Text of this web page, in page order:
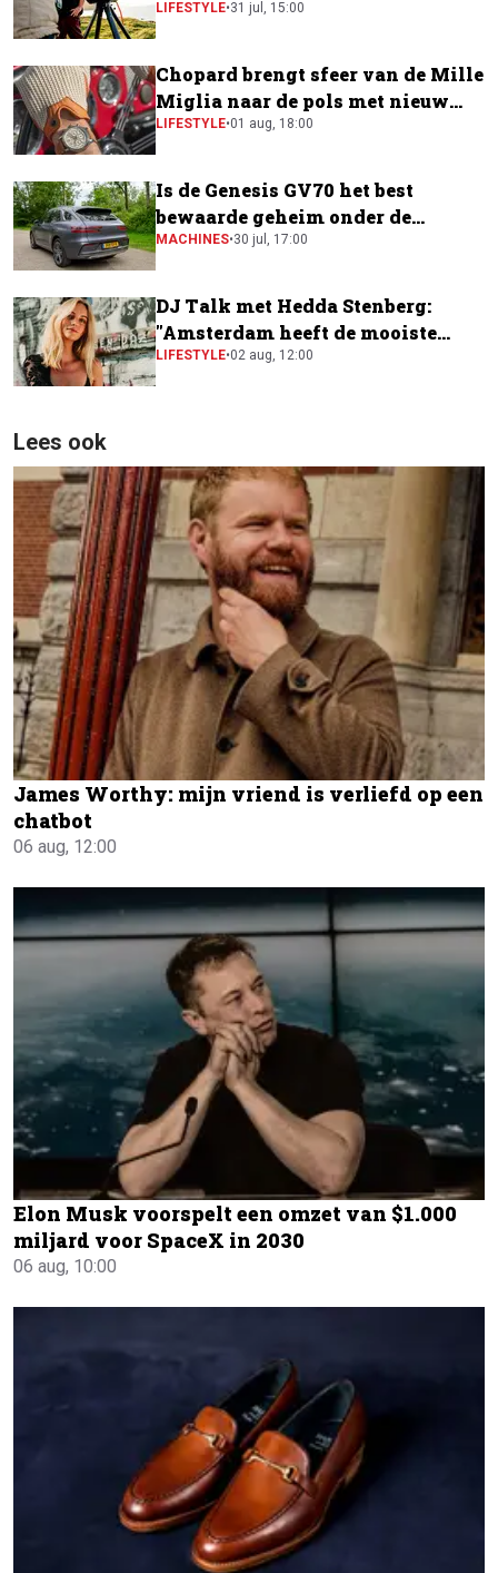
LIFESTYLE•31 jul, 15:00
Chopard brengt sfeer van de Mille
Miglia naar de pols met nieuw
horloge
LIFESTYLE•01 aug, 18:00
Is de Genesis GV70 het best
bewaarde geheim onder de
elektrische SUV's?
MACHINES•30 jul, 17:00
DJ Talk met Hedda Stenberg:
"Amsterdam heeft de mooiste
festivalscene van Europa"
LIFESTYLE•02 aug, 12:00
Lees ook
James Worthy: mijn vriend is verliefd op een
chatbot
06 aug, 12:00
Elon Musk voorspelt een omzet van $1.000
miljard voor SpaceX in 2030
06 aug, 10:00